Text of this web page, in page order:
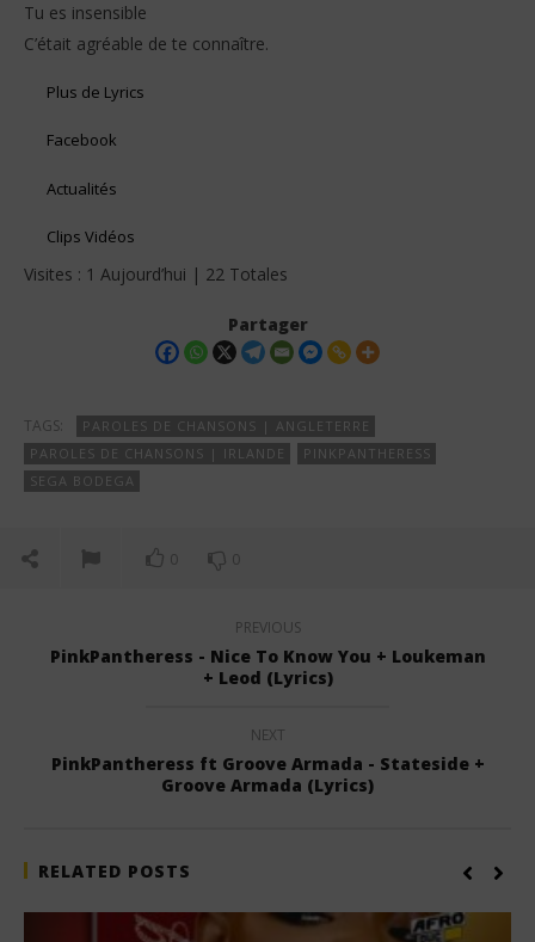
Tu es insensible
C’était agréable de te connaître.
Plus de Lyrics
Facebook
Actualités
Clips Vidéos
Visites : 1 Aujourd’hui | 22 Totales
Partager
TAGS:
PAROLES DE CHANSONS | ANGLETERRE
PAROLES DE CHANSONS | IRLANDE
PINKPANTHERESS
SEGA BODEGA
0 0
PREVIOUS
PinkPantheress - Nice To Know You + Loukeman
+ Leod (Lyrics)
NEXT
PinkPantheress ft Groove Armada - Stateside +
Groove Armada (Lyrics)
RELATED POSTS